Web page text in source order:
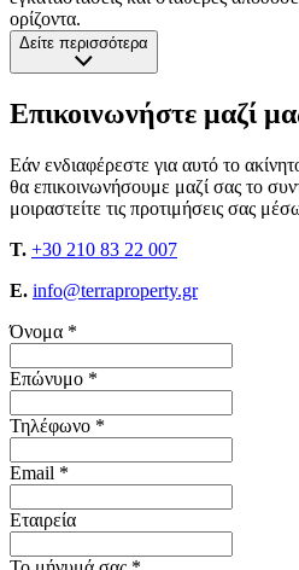
ορίζοντα.
Δείτε περισσότερα
Επικοινωνήστε μαζί
Εάν ενδιαφέρεστε για αυτό το
θα επικοινωνήσουμε μαζί σας το
μοιραστείτε τις προτιμήσεις σας
T. +30 210 83 22 007
E. info@terraproperty.gr
Όνομα *
Επώνυμο *
Τηλέφωνο *
Email *
Εταιρεία